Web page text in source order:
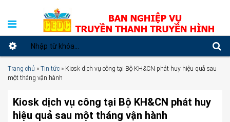
Trang chủ » Tin tức » Kiosk dịch vụ công tại Bộ KH&CN phát huy hiệu quả sau
một tháng vận hành
Kiosk dịch vụ công tại Bộ KH&CN phát huy
hiệu quả sau một tháng vận hành